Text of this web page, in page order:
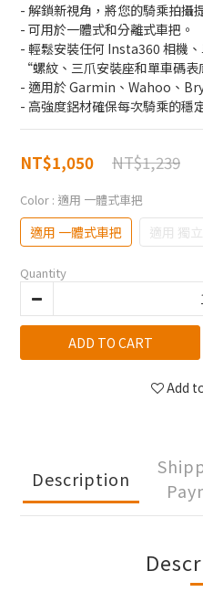
- 解鎖新視角，將您的騎乘拍攝
- 可用於一體式和分離式車把。
- 輕鬆安裝任何 Insta360 相機
“螺紋、三爪安裝座和單車碼表
- 適用於 Garmin、Wahoo、
- 高強度鋁材確保每次騎乘的穩
NT$1,239
NT$1,050
Color : 適用 一體式車把
適用 一體式車把 適用 獨
Quantity
ADD TO CART
Add
Description